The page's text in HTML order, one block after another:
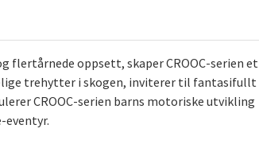
flertårnede oppsett, skaper CROOC-serien et
trehytter i skogen, inviterer til fantasifullt
CROOC-serien barns motoriske utvikling
eventyr.